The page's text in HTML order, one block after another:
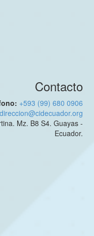
Contacto
+593 (99) 680 0906
direccion@cidecuador.org
Mz. B8 S4. Guayas -
Ecuador.